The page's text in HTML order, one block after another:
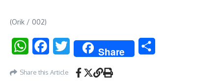
(Orik / 002)
WhatsAppFacebookTwitter Share
Share this Article